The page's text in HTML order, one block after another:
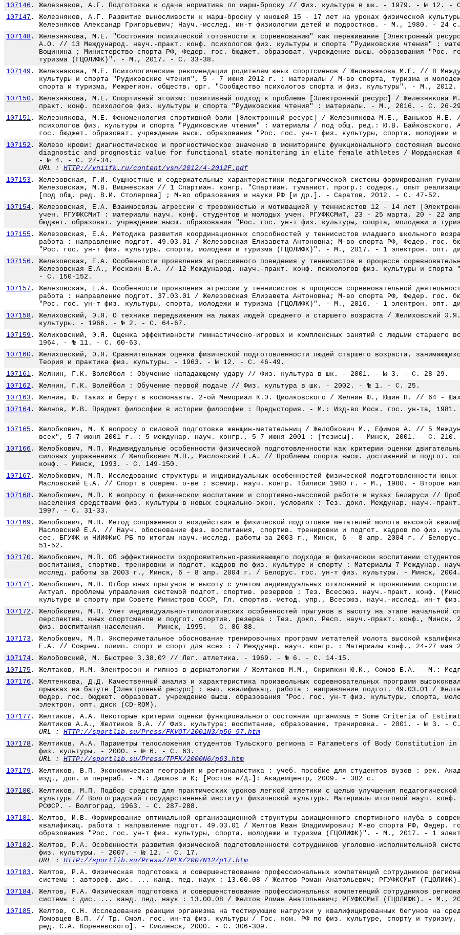
107146 . Железняков, А.Г. Подготовка к сдаче норматива по марш-броску // Физ. культура в шк. - 1979. - № 12. -
107147 .
Железняков, А.Г. Развитие выносливости к марш-броску у юношей 15 - 17 лет на уроках физической
Железняков Александр Григорьевич; Науч.-исслед. ин-т физиологии детей и подростков. - М., 1980. - 24 с.
107148 .
Железнякова, М.Е. "Состояния психической готовности к соревнованию" как переживание [Электронный
А.О. // 13 Международ. науч.-практ. конф. психологов физ. культуры и спорта "Рудиковские чтения" :
Вощинина ; Министерство спорта РФ, Федер. гос. бюджет. образоват. учреждение высш. образования "Рос.
туризма (ГЦОЛИФК)". - М., 2017. - С. 33-38.
107149 .
Железнякова, М.Е. Психологические рекомендации родителям юных спортсменов / Железнякова М.Е. // 8
культуры и спорта "Рудиковские чтения", 5 - 7 июня 2012 г. : материалы / М-во спорта, туризма и
спорта и туризма, Межрегион. обществ. орг. "Сообщество психологов спорта и физ. культуры". - М.,
107150 .
Железнякова, М.Е. Спортивный эгоизм: позитивный подход к проблеме [Электронный ресурс] /
практ. конф. психологов физ. культуры и спорта "Рудиковские чтения" : материалы. - М., 2016. - С. 26-
107151 .
Железнякова, М.Е. Феноменология спортивной боли [Электронный ресурс] / Железнякова М.Е., Ваньков
психологов физ. культуры и спорта "Рудиковские чтения" : материалы / под общ. ред.: Ю.В. Байковского,
гос. бюджет. образоват. учреждение высш. образования "Рос. гос. ун-т физ. культуры, спорта,
107152 .
Железо крови: диагностическое и прогностическое значение в мониторинге функционального состояния
diagnostic and prognostic value for functional state monitoring in elite female athletes / Иорданская
- № 4. - С. 27-34.
URL : HTTP://vniifk.ru/content/vsn/2012/4-2012F.pdf
107153 .
Железовская, Г.И. Сущностные и содержательные характеристики педагогической системы формирования
Железовская, М.В. Вишневская // 1 Спартиан. конгр. "Спартиан. гуманист. прогр.: содерж., опыт
[под общ. ред. В.И. Столярова] ; М-во образования и науки РФ [и др.]. - Саратов, 2012. - С. 47-52.
107154 .
Железовская, Е.А. Взаимосвязь агрессии с тревожностью и мотивацией у теннисистов 12 - 14 лет
учен. РГУФКСМиТ : материалы науч. конф. студентов и молодых учен. РГУФКСМиТ, 23 - 25 марта, 20 - 22
бюджет. образоват. учреждение высш. образования "Рос. гос. ун-т физ. культуры, спорта, молодежи и
107155 .
Железовская, Е.А. Методика развития координационных способностей у теннисистов младшего школьного
работа : направление подгот. 49.03.01 / Железовская Елизавета Антоновна; М-во спорта РФ, Федер. гос.
"Рос. гос. ун-т физ. культуры, спорта, молодежи и туризма (ГЦОЛИФК)". - М., 2017. - 1 электрон. опт.
107156 .
Железовская, Е.А. Особенности проявления агрессивного поведения у теннисистов в процессе
Железовская Е.А., Москвин В.А. // 12 Международ. науч.-практ. конф. психологов физ. культуры и
- С. 150-152.
107157 .
Железовская, Е.А. Особенности проявления агрессии у теннисистов в процессе соревновательной
работа : направление подгот. 37.03.01 / Железовская Елизавета Антоновна; М-во спорта РФ, Федер. гос.
"Рос. гос. ун-т физ. культуры, спорта, молодежи и туризма (ГЦОЛИФК)". - М., 2016. - 1 электрон. опт.
107158 .
Желиховский, Э.Я. О технике передвижения на лыжах людей среднего и старшего возраста / Желиховский
культуры. - 1966. - № 2. - С. 64-67.
107159 .
Желиховский, Э.Я. Оценка эффективности гимнастическо-игровых и комплексных занятий с людьми
1964. - № 11. - С. 60-63.
107160 .
Желиховский, Э.Я. Сравнительная оценка физической подготовленности людей старшего возраста,
Теория и практика физ. культуры. - 1963. - № 12. - С. 46-49.
107161 . Желнин, Г.К. Волейбол : Обучение нападающему удару // Физ. культура в шк. - 2001. - № 3. - С. 28-29.
107162 . Желнин, Г.К. Волейбол : Обучение первой подаче // Физ. культура в шк. - 2002. - № 1. - С. 25.
107163 . Желнин, Ю. Таких и берут в космонавты. 2-ой Мемориал К.Э. Циолковского / Желнин Ю., Юшин П. // 64 -
107164 . Желнов, М.В. Предмет философии в истории философии : Предыстория. - М.: Изд-во Моск. гос. ун-та,
107165 .
Желобкович, М. К вопросу о силовой подготовке женщин-метательниц / Желобкович М., Ефимов А. // 5
всех", 5-7 июня 2001 г. : 5 междунар. науч. конгр., 5-7 июня 2001 : [тезисы]. - Минск, 2001. - С. 210.
107166 .
Желобкович, М.П. Индивидуальные особенности физической подготовленности как критерии оценки
силовых упражнениях / Желобкович М.П., Масловский Е.А. // Проблемы спорта высш. достижений и подгот.
конф. - Минск, 1993. - С. 149-150.
107167 .
Желобкович, М.П. Исследование структуры и индивидуальных особенностей физической подготовленности
Масловский Е.А. // Спорт в соврем. о-ве : всемир. науч. конгр. Тбилиси 1980 г. - М., 1980. - Второе
107168 .
Желобкович, М.П. К вопросу о физическом воспитании и спортивно-массовой работе в вузах Беларуси //
населения средствами физ. культуры в новых социально-экон. условиях : Тез. докл. Междунар. науч.-
1997. - С. 31-33.
107169 .
Желобкович, М.П. Метод сопряженного воздействия в физической подготовке метателей молота высокой
Масловский Е.А. // Науч. обоснование физ. воспитания, спортив. тренировки и подгот. кадров по физ.
сес. БГУФК и НИИФКиС РБ по итогам науч.-исслед. работы за 2003 г., Минск, 6 - 8 апр. 2004 г. /
51-52.
107170 .
Желобкович, М.П. Об эффективности оздоровительно-развивающего подхода в физическом воспитании
воспитания, спортив. тренировки и подгот. кадров по физ. культуре и спорту : Материалы 7 Междунар.
исслед. работы за 2003 г., Минск, 6 - 8 апр. 2004 г. / Белорус. гос. ун-т физ. культуры. - Минск,
107171 .
Желобкович, М.П. Отбор юных прыгунов в высоту с учетом индивидуальных отклонений в проявлении
Актуал. проблемы управления системой подгот. спортив. резервов : Тез. Всесоюз. науч.-практ. конф.
культуре и спорту при Совете Министров СССР, Гл. спортив.-метод. упр., Всесоюз. науч.-исслед.
107172 .
Желобкович, М.П. Учет индивидуально-типологических особенностей прыгунов в высоту на этапе начальной
перспектив. юных спортсменов и подгот. спортив. резерва : Тез. докл. Респ. науч.-практ. конф.,
физ. воспитания населения. - Минск, 1995. - С. 86-88.
107173 .
Желобкович, М.П. Экспериметальное обоснование тренировочных программ метателей молота высокой
Е.А. // Соврем. олимп. спорт и спорт для всех : 7 Междунар. науч. конгр. : Материалы конф., 24-27
107174 . Желобовский, М. Быстрее 3.38,0? // Лег. атлетика. - 1969. - № 6. - С. 14-15.
107175 . Желтаков, М.М. Электросон и гипноз в дерматологии / Желтаков М.М., Скрипкин Ю.К., Сомов Б.А. - М.:
107176 .
Желтенкова, Д.Д. Качественный анализ и характеристика произвольных соревновательных программ
прыжках на батуте [Электронный ресурс] : вып. квалификац. работа : направление подгот. 49.03.01 /
Федер. гос. бюджет. образоват. учреждение высш. образования "Рос. гос. ун-т физ. культуры, спорта,
электрон. опт. диск (CD-ROM).
107177 .
Желтиков, А.А. Некоторые критерии оценки функционального состояния организма = Some Criteria of
Желтиков А.А., Желтиков В.А. // Физ. культура: воспитание, образование, тренировка. - 2001. - № 3. -
URL : HTTP://sportlib.su/Press/FKVOT/2001N3/p56-57.htm
107178 .
Желтиков, А.А. Параметры телосложения студентов Тульского региона = Parameters of Body
физ. культуры. - 2000. - № 6. - С. 63.
URL : HTTP://sportlib.su/Press/TPFK/2000N6/p63.htm
107179 .
Желтиков, В.П. Экономическая география и регионалистика : учеб. пособие для студентов вузов : рек.
изд., доп. и перераб. - М.: Дашков и К; [Ростов н/Д.]: Академцентр, 2009. - 382 с.
107180 .
Желтиков, М.П. Подбор средств для практических уроков легкой атлетики с целью улучшения педагогической
культуры // Волгоградский государственный институт физической культуры. Материалы итоговой науч.
РСФСР. - Волгоград, 1963. - С. 287-288.
107181 .
Желтов, И.В. Формирование оптимальной организационной структуры авиационного спортивного клуба в
квалификац. работа : направление подгот. 49.03.01 / Желтов Иван Владимирович; М-во спорта РФ, Федер.
образования "Рос. гос. ун-т физ. культуры, спорта, молодежи и туризма (ГЦОЛИФК)". - М., 2017. - 1
107182 .
Желтов, Р.А. Особенности развития физической подготовленности сотрудников уголовно-исполнительной
физ. культуры. - 2007. - № 12. - С. 17.
URL : HTTP://sportlib.su/Press/TPFK/2007N12/p17.htm
107183 .
Желтов, Р.А. Физическая подготовка и совершенствование профессиональных компетенций сотрудников
системы : автореф. дис. ... канд. пед. наук : 13.00.08 / Желтов Роман Анатольевич; РГУФКСМиТ
107184 .
Желтов, Р.А. Физическая подготовка и совершенствование профессиональных компетенций сотрудников
системы : дис. ... канд. пед. наук : 13.00.08 / Желтов Роман Анатольевич; РГУФКСМиТ (ГЦОЛИФК). - М.,
107185 .
Желтов, С.Н. Исследование реакции организма на тестирующие нагрузки у квалифицированных бегунов на
Ломовцев В.П. // Тр. Смол. гос. ин-та физ. культуры / Гос. ком. РФ по физ. культуре, спорту и
ред. С.А. Кореневского]. - Смоленск, 2000. - С. 306-309.